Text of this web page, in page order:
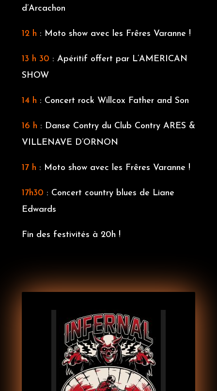
d’Arcachon
12 h : Moto show avec les Frêres Varanne !
13 h 30 : Apéritif offert par L’AMERICAN
SHOW
14 h : Concert rock Willcox Father and Son
16 h : Danse Contry du Club Contry ARES &
VILLENAVE D’ORNON
17 h : Moto show avec les Frêres Varanne !
17h30 : Concert country blues de Liane
Edwards
Fin des festivités à 20h !